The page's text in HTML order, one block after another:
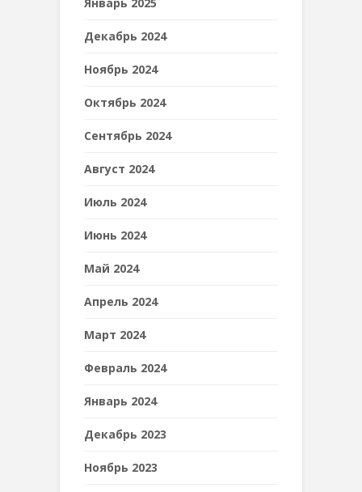
Декабрь 2024
Ноябрь 2024
Октябрь 2024
Сентябрь 2024
Август 2024
Июль 2024
Июнь 2024
Май 2024
Апрель 2024
Март 2024
Февраль 2024
Январь 2024
Декабрь 2023
Ноябрь 2023